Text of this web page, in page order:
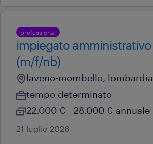
professional
impiegato amministrativo
(m/f/nb)
laveno-mombello, lombardia
tempo determinato
22.000 € - 28.000 € annuale
21 luglio 2026